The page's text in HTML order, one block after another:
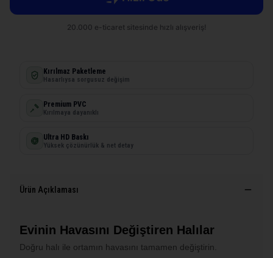
Kırılmaz Paketleme
Hasarlıysa sorgusuz değişim
Premium PVC
Kırılmaya dayanıklı
Ultra HD Baskı
Yüksek çözünürlük & net detay
Ürün Açıklaması
Evinin Havasını Değiştiren Halılar
Doğru halı ile ortamın havasını tamamen değiştirin.